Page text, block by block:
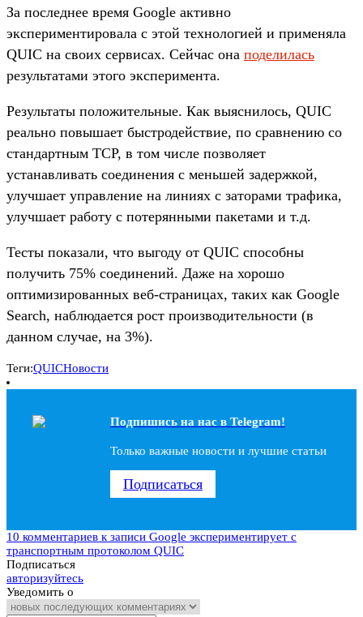
За последнее время Google активно
экспериментировала с этой технологией и применяла
QUIC на своих сервисах. Сейчас она поделилась
результатами этого эксперимента.
Результаты положительные. Как выяснилось, QUIC
реально повышает быстродействие, по сравнению со
стандартным TCP, в том числе позволяет
устанавливать соединения с меньшей задержкой,
улучшает управление на линиях с заторами трафика,
улучшает работу с потерянными пакетами и т.д.
Тесты показали, что выгоду от QUIC способны
получить 75% соединений. Даже на хорошо
оптимизированных веб-страницах, таких как Google
Search, наблюдается рост производительности (в
данном случае, на 3%).
Теги:QUICНовости
Подпишись на наc в Telegram!
Только важные новости и лучшие статьи
Подписаться
10 комментариев к записи Google экспериментирует с
транспортным протоколом QUIC
Подписаться
авторизуйтесь
Уведомить о